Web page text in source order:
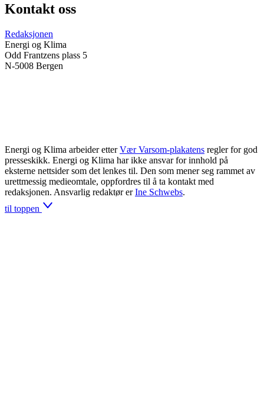
Kontakt oss
Redaksjonen
Energi og Klima
Odd Frantzens plass 5
N-5008 Bergen
Energi og Klima arbeider etter Vær Varsom-plakatens regler for god
presseskikk. Energi og Klima har ikke ansvar for innhold på
eksterne nettsider som det lenkes til. Den som mener seg rammet av
urettmessig medieomtale, oppfordres til å ta kontakt med
redaksjonen. Ansvarlig redaktør er Ine Schwebs.
til toppen